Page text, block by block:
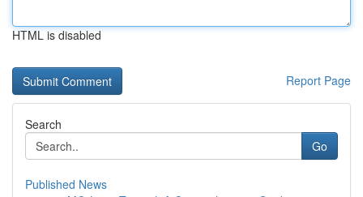
HTML is disabled
Report Page
Search
Go
Published News